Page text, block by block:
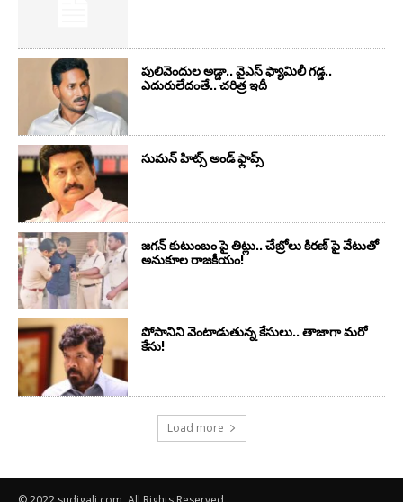
పులివెందుల అడ్డా.. వైఎస్ ఫ్యామిలీ గడ్డ..
ఎదురులేదంతే.. చరిత్ర ఇదీ
సుమ‌న్ హిట్స్ అండ్ ఫ్లాప్స్‌
జగన్ కుటుంబం పై తిట్లు.. చేబ్రోలు కిరణ్ పై వేటుతో
అనుకూల రాజకీయం!
పోసానిని వెంటాడుతున్న కేసులు.. తాజాగా మరో
కేసు!
Load more